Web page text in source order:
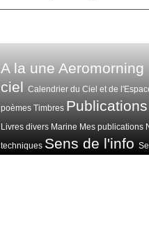
A la une Aeromorning
ciel Calendrier du Ciel et de
poèmes Timbres Publications
Livres divers Marine Mes publications
techniques Sens de l'info